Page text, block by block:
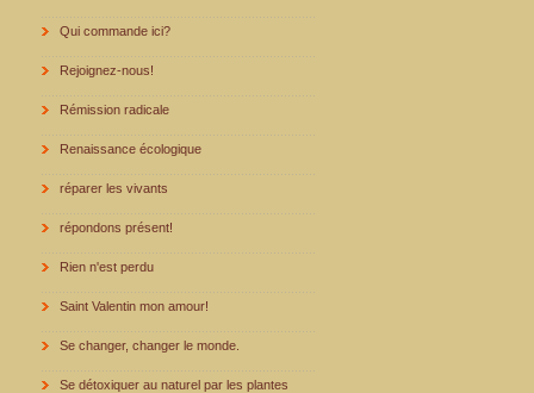
Qui commande ici?
Rejoignez-nous!
Rémission radicale
Renaissance écologique
réparer les vivants
répondons présent!
Rien n'est perdu
Saint Valentin mon amour!
Se changer, changer le monde.
Se détoxiquer au naturel par les plantes